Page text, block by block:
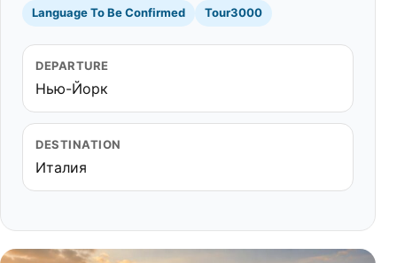
Language To Be Confirmed
Tour3000
DEPARTURE
Нью-Йорк
DESTINATION
Италия